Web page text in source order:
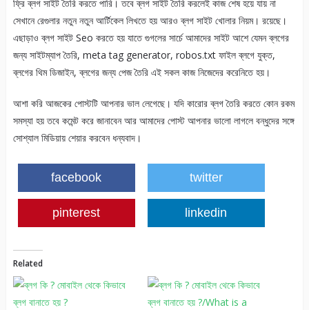
ফ্রি ব্লগ সাইট তৈরি করতে পারি। তবে ব্লগ সাইট তৈরি করলেই কাজ শেষ হয়ে যায় না
সেখানে রেগুলার নতুন নতুন আর্টিকেল লিখতে হয় আরও ব্লগ সাইট খোলার নিয়ম। রয়েছে।
এছাড়াও ব্লগ সাইট Seo করতে হয় যাতে গুগলের সার্চে আমাদের সাইট আশে যেমন ব্লগের
জন্য সাইটম্যাপ তৈরি, meta tag generator, robos.txt ফাইল ব্লগে যুক্ত,
ব্লগের থিম ডিজাইন, ব্লগের জন্য পেজ তৈরি এই সকল কাজ নিজেদের করেনিতে হয়।
আশা করি আজকের পোস্টটি আপনার ভাল লেগেছে। যদি কারোর ব্লগ তৈরি করতে কোন রকম
সমস্যা হয় তবে কমেন্ট করে জানাবেন আর আমাদের পোস্ট আপনার ভালো লাগলে বন্ধুদের সঙ্গে
সোশ্যাল মিডিয়ায় শেয়ার করবেন ধন্যবাদ।
facebook twitter
pinterest linkedin
Related